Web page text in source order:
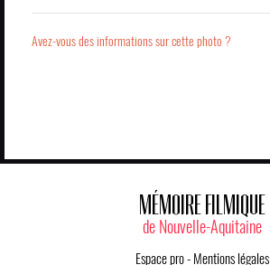
Avez-vous des informations sur cette photo ?
MÉMOIRE FILMIQUE
de Nouvelle-Aquitaine
Espace pro- Mentions légales